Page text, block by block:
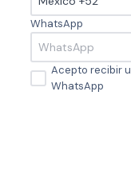
WhatsApp
Acepto recibir
WhatsApp